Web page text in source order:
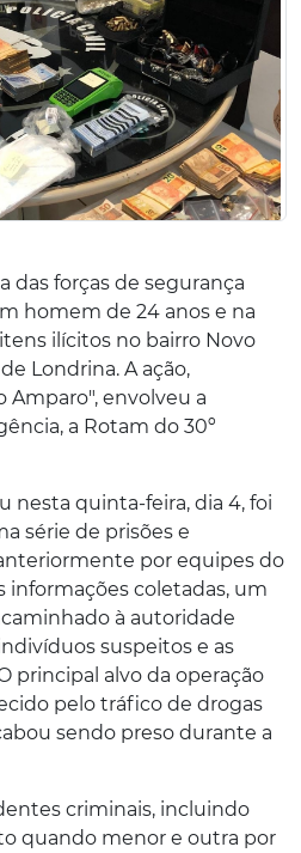
das forças de segurança
homem de 24 anos e na
ilícitos no bairro Novo
Londrina. A ação,
Amparo", envolveu a
a Rotam do 30º
nesta quinta-feira, dia 4, foi
série de prisões e
por equipes do
informações coletadas, um
à autoridade
suspeitos e as
principal alvo da operação
pelo tráfico de drogas
sendo preso durante a
criminais, incluindo
quando menor e outra por